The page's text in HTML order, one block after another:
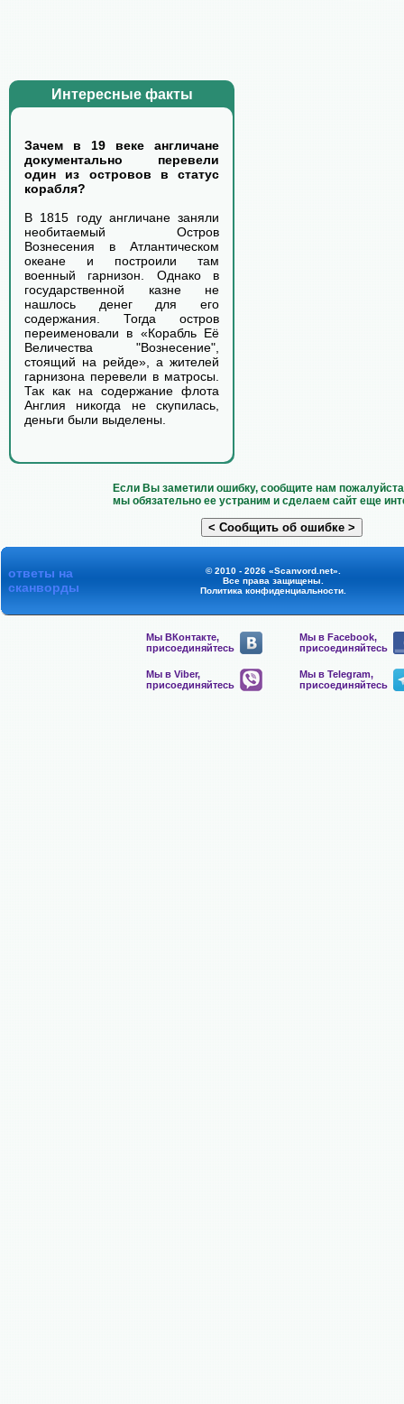
Интересные факты
Зачем в 19 веке англичане
документально перевели
один из островов в статус
корабля?
В 1815 году англичане заняли
необитаемый Остров
Вознесения в Атлантическом
океане и построили там
военный гарнизон. Однако в
государственной казне не
нашлось денег для его
содержания. Тогда остров
переименовали в «Корабль Её
Величества "Вознесение",
стоящий на рейде», а жителей
гарнизона перевели в матросы.
Так как на содержание флота
Англия никогда не скупилась,
деньги были выделены.
Если Вы заметили ошибку, сообщите нам
мы обязательно ее устраним и сделаем сайт еще
ответы на
сканворды
© 2010 - 2026 «Scanvord.net».
Все права защищены.
Политика конфиденциальности.
Мы ВКонтакте,
присоединяйтесь
Мы в Facebook,
присоединяйтесь
Мы в Viber,
присоединяйтесь
Мы в Telegram,
присоединяйтесь